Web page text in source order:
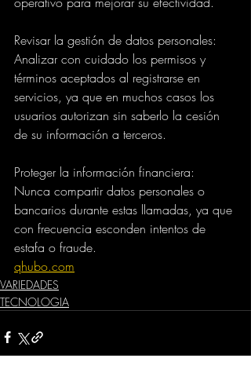
Revisar la gestión de datos personales:
Analizar con cuidado los permisos y
términos aceptados al registrarse en
servicios, ya que en muchos casos los
usuarios autorizan sin saberlo la cesión
de su información a terceros.
Proteger la información financiera:
Nunca compartir datos personales o
bancarios durante estas llamadas, ya que
con frecuencia esconden intentos de
estafa o fraude.
qhubo.com
VARIEDADES
TECNOLOGIA